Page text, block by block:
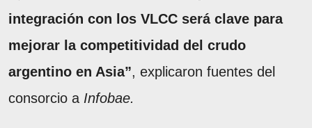
integración con los VLCC será clave para
mejorar la competitividad del crudo
argentino en Asia”, explicaron fuentes del
consorcio a Infobae.